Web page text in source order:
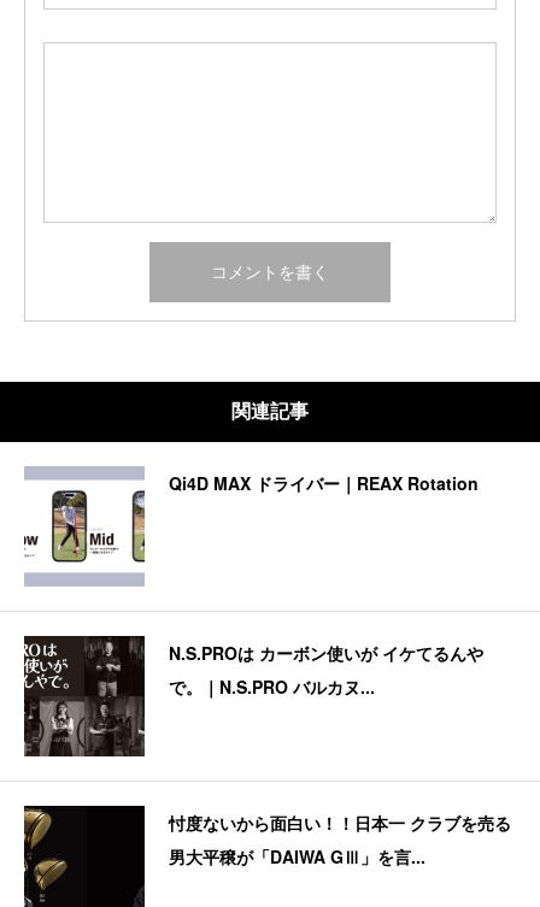
関連記事
Qi4D MAX ドライバー｜REAX Rotation
N.S.PROは カーボン使いが イケてるんや
で。｜N.S.PRO バルカヌ...
忖度ないから面白い！！日本一 クラブを売る
男大平穣が「DAIWA GⅢ」を言...